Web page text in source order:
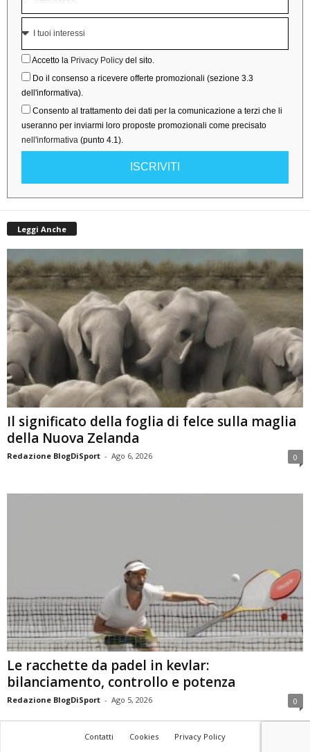
Accetto la Privacy Policy del sito.
Do il consenso a ricevere offerte promozionali (sezione 3.3
dell'informativa).
Consento al trattamento dei dati per la comunicazione a terzi che li
useranno per inviarmi loro proposte promozionali come precisato
nell'informativa (punto 4.1).
ISCRIVITI
Leggi Anche
Il significato della foglia di felce sulla maglia
della Nuova Zelanda
Redazione BlogDiSport - Ago 6, 2026 0
Le racchette da padel in kevlar:
bilanciamento, controllo e potenza
Redazione BlogDiSport - Ago 5, 2026 0
Contatti Cookies
Privacy Policy